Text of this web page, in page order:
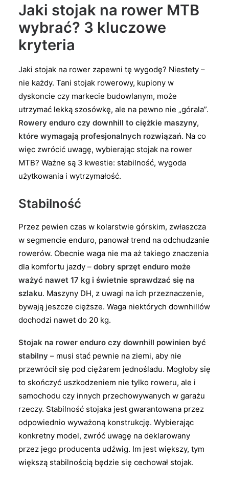
Jaki stojak na rower MTB
wybrać? 3 kluczowe
kryteria
Jaki stojak na rower zapewni tę wygodę? Niestety –
nie każdy. Tani stojak rowerowy, kupiony w
dyskoncie czy markecie budowlanym, może
utrzymać lekką szosówkę, ale na pewno nie „górala”.
Rowery enduro czy downhill to ciężkie maszyny,
które wymagają profesjonalnych rozwiązań. Na co
więc zwrócić uwagę, wybierając stojak na rower
MTB? Ważne są 3 kwestie: stabilność, wygoda
użytkowania i wytrzymałość.
Stabilność
Przez pewien czas w kolarstwie górskim, zwłaszcza
w segmencie enduro, panował trend na odchudzanie
rowerów. Obecnie waga nie ma aż takiego znaczenia
dla komfortu jazdy – dobry sprzęt enduro może
ważyć nawet 17 kg i świetnie sprawdzać się na
szlaku. Maszyny DH, z uwagi na ich przeznaczenie,
bywają jeszcze cięższe. Waga niektórych downhillów
dochodzi nawet do 20 kg.
Stojak na rower enduro czy downhill powinien być
stabilny – musi stać pewnie na ziemi, aby nie
przewrócił się pod ciężarem jednośladu. Mogłoby się
to skończyć uszkodzeniem nie tylko roweru, ale i
samochodu czy innych przechowywanych w garażu
rzeczy. Stabilność stojaka jest gwarantowana przez
odpowiednio wyważoną konstrukcję. Wybierając
konkretny model, zwróć uwagę na deklarowany
przez jego producenta udźwig. Im jest większy, tym
większą stabilnością będzie się cechował stojak.